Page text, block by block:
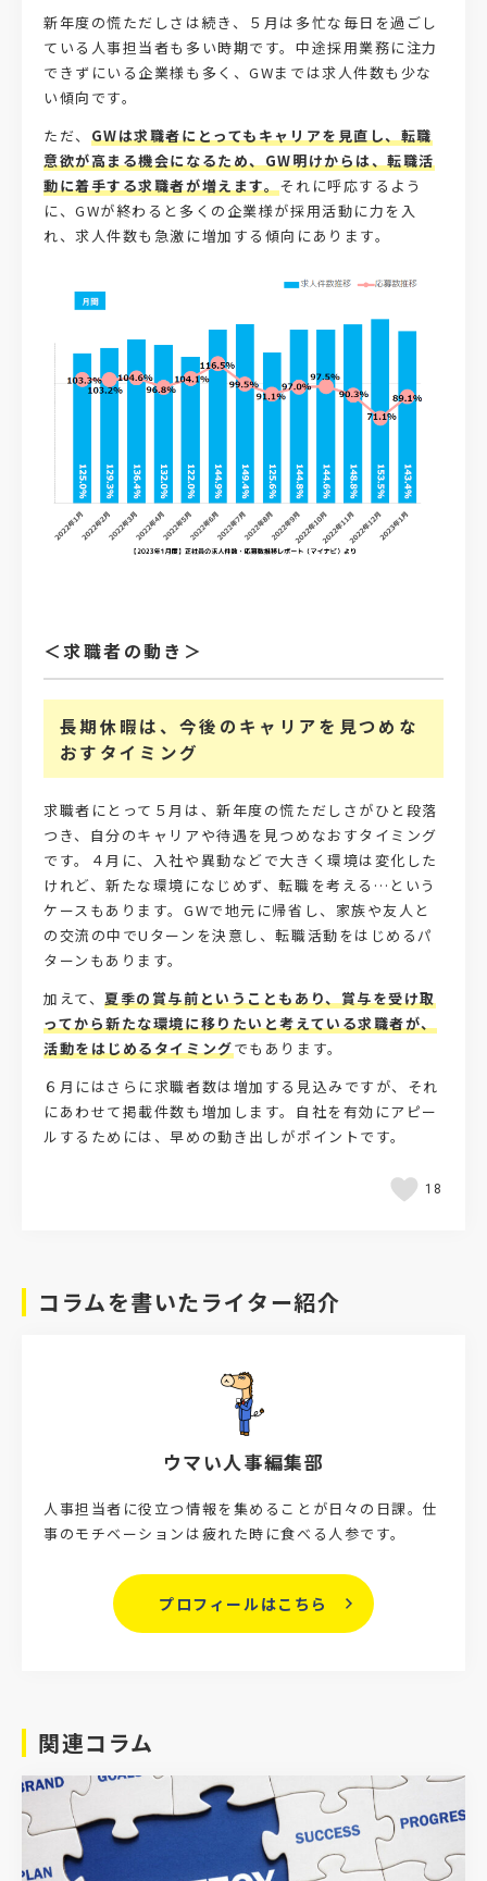
新年度の慌ただしさは続き、５月は多忙な毎日を過ごし
ている人事担当者も多い時期です。中途採用業務に注力
できずにいる企業様も多く、GWまでは求人件数も少な
い傾向です。
ただ、 GWは求職者にとってもキャリアを見直し、転職
意欲が高まる機会になるため、GW明けからは、転職活
動に着手する求職者が増えます。それに呼応するよう
に、GWが終わると多くの企業様が採用活動に力を入
れ、求人件数も急激に増加する傾向にあります。
＜求職者の動き＞
長期休暇は、今後のキャリアを見つめな
おすタイミング
求職者にとって５月は、新年度の慌ただしさがひと段落
つき、自分のキャリアや待遇を見つめなおすタイミング
です。４月に、入社や異動などで大きく環境は変化した
けれど、新たな環境になじめず、転職を考える…という
ケースもあります。GWで地元に帰省し、家族や友人と
の交流の中でUターンを決意し、転職活動をはじめるパ
ターンもあります。
加えて、夏季の賞与前ということもあり、賞与を受け取
ってから新たな環境に移りたいと考えている求職者が、
活動をはじめるタイミングでもあります。
６月にはさらに求職者数は増加する見込みですが、それ
にあわせて掲載件数も増加します。自社を有効にアピー
ルするためには、早めの動き出しがポイントです。
18
コラムを書いたライター紹介
ウマい人事編集部
プロフィールはこちら
人事担当者に役立つ情報を集めることが日々の日課。仕
事のモチベーションは疲れた時に食べる人参です。
関連コラム